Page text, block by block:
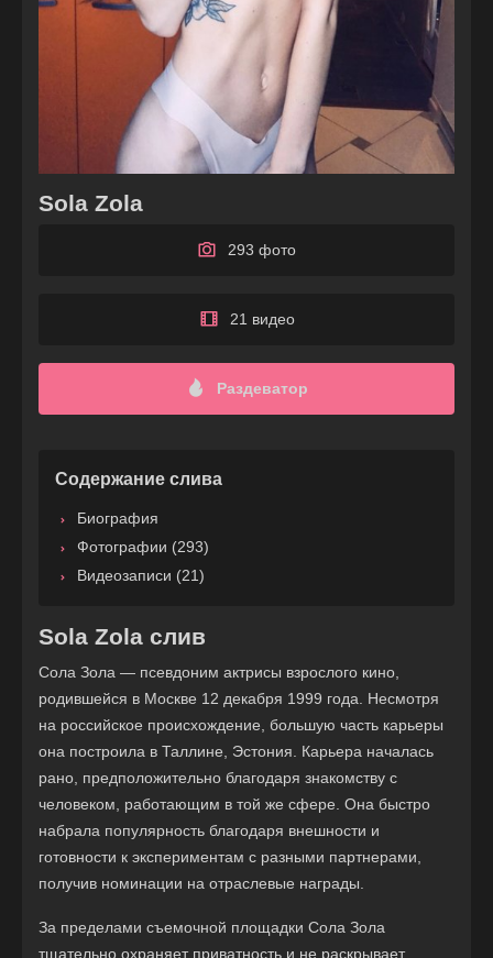
Sola Zola
293 фото
21 видео
Раздеватор
Содержание слива
Биография
Фотографии (293)
Видеозаписи (21)
Sola Zola слив
Сола Зола — псевдоним актрисы взрослого кино,
родившейся в Москве 12 декабря 1999 года. Несмотря
на российское происхождение, большую часть карьеры
она построила в Таллине, Эстония. Карьера началась
рано, предположительно благодаря знакомству с
человеком, работающим в той же сфере. Она быстро
набрала популярность благодаря внешности и
готовности к экспериментам с разными партнерами,
получив номинации на отраслевые награды.
За пределами съемочной площадки Сола Зола
тщательно охраняет приватность и не раскрывает